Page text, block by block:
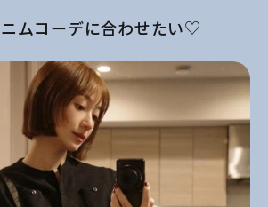
ムコーデに合わせたい♡